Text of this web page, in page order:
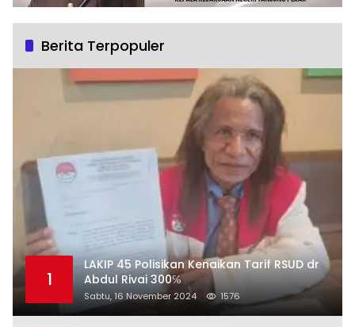
Berita Terpopuler
1
LAKIP 45 Polisikan Kenaikan Tarif RSUD dr
Abdul Rivai 300℅
Sabtu, 16 November 2024 1576